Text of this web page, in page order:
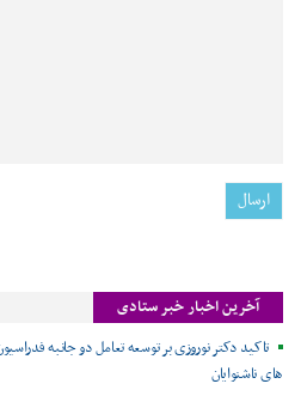
آخرین اخبار خبر ستادی
تاکید دکتر نوروزی بر توسعه تعامل دو جانبه
های ناشنوایان